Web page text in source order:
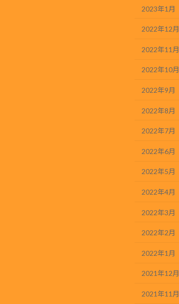
2023年1月
2022年12月
2022年11月
2022年10月
2022年9月
2022年8月
2022年7月
2022年6月
2022年5月
2022年4月
2022年3月
2022年2月
2022年1月
2021年12月
2021年11月